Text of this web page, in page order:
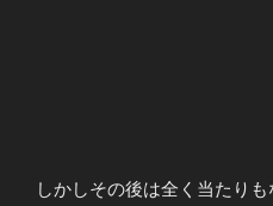
しかしその後は全く当たり